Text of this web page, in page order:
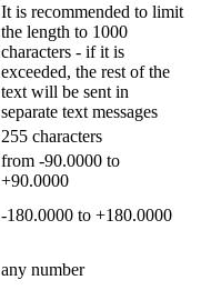
It is recommended to limit
the length to 1000
characters - if it is
exceeded, the rest of the
text will be sent in
separate text messages
255 characters
from -90.0000 to
+90.0000
-180.0000 to +180.0000
any number